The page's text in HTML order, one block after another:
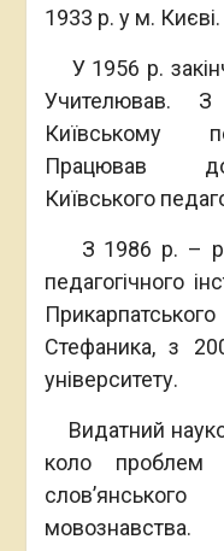
1933 р. у м. Києві.
У 1956 р.
Учителював.
Київському
Працював
Київського
З 1986 р. –
педагогічного
Стефаника, з
університету.
Видатний
коло проблем
мовознавства.